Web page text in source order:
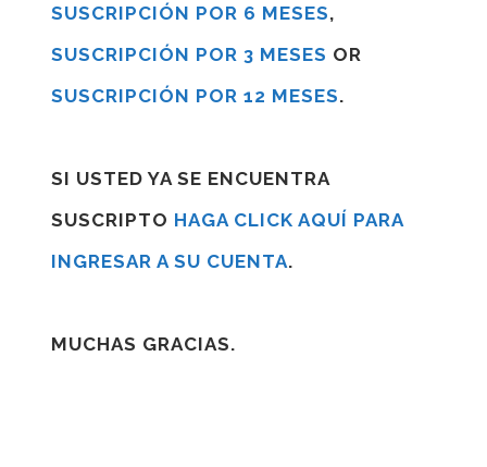
SUSCRIPCIÓN POR 6 MESES,
SUSCRIPCIÓN POR 3 MESES OR
SUSCRIPCIÓN POR 12 MESES.
SI USTED YA SE ENCUENTRA
SUSCRIPTO HAGA CLICK AQUÍ PARA
INGRESAR A SU CUENTA.
MUCHAS GRACIAS.